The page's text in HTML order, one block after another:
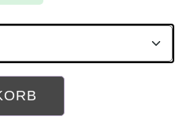
gewünschten Wert ein